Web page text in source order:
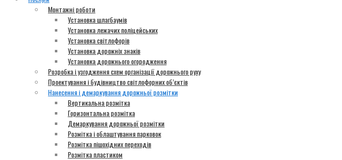
Монтажні роботи
Установка шлагбаумів
Установка лежачих поліцейських
Установка світлофорів
Установка дорожніх знаків
Установка дорожнього огородження
Розробка і узгодження схем організації дорожнього руху
Проектування і будівництво світлофорних об’єктів
Нанесення і демаркування дорожньої розмітки
Вертикальна розмітка
Горизонтальна розмітка
Демаркування дорожньої розмітки
Розмітка і облаштування парковок
Розмітка пішохідних переходів
Розмітка пластиком